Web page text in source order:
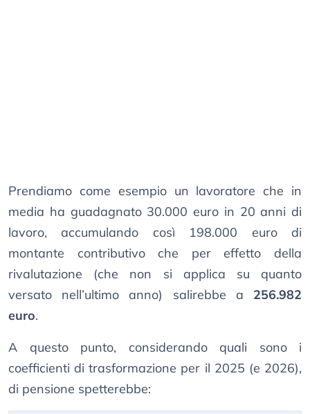
Prendiamo come esempio un lavoratore che in
media ha guadagnato 30.000 euro in 20 anni di
lavoro, accumulando così 198.000 euro di
montante contributivo che per effetto della
rivalutazione (che non si applica su quanto
versato nell’ultimo anno) salirebbe a 256.982
euro.
A questo punto, considerando quali sono i
coefficienti di trasformazione per il 2025 (e 2026),
di pensione spetterebbe: